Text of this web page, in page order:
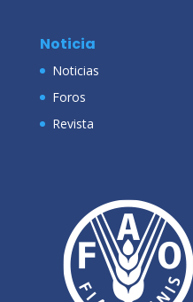
Noticia
Noticias
Foros
Revista